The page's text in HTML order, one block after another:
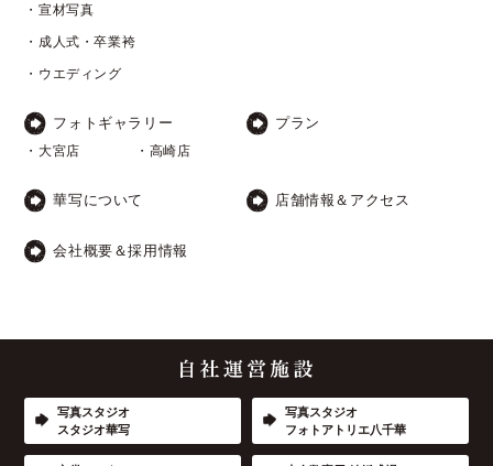
・宣材写真
・成人式・卒業袴
・ウエディング
フォトギャラリー
・大宮店 ・高崎店
プラン
華写について 店舗情報＆アクセス
会社概要＆採用情報
写真スタジオ
スタジオ華写
写真スタジオ
フォトアトリエ八千華